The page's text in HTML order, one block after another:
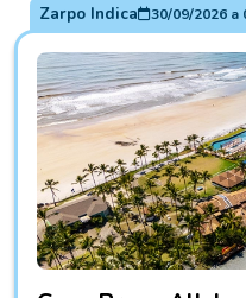
Zarpo Indica 30/09/2026a